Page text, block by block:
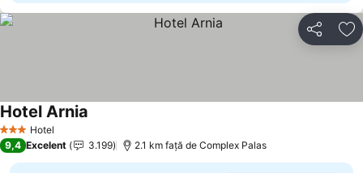
Distribuiți
3 SteleHotel
Hotel Arnia
9,4 Excelent 3.199 2.1 km faţă de Complex Palas